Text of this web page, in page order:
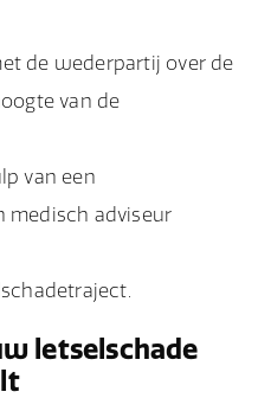
de wederpartij over de
van de
van een
medisch adviseur
letselschade